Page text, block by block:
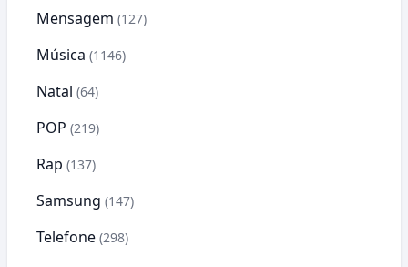
Mensagem (127)
Música (1146)
Natal (64)
POP (219)
Rap (137)
Samsung (147)
Telefone (298)